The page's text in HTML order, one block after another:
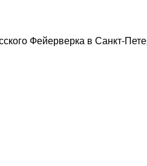
Фейерверка в Санкт-